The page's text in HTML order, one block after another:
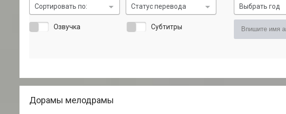
Сортировать по: Статус перевода
Озвучка Субтитры
Выбрать год
Дорамы мелодрамы